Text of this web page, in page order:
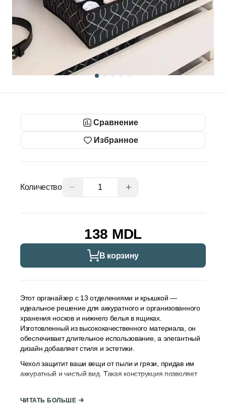
Сравнение
Избранное
Количество − +
138 MDL
В корзину
Этот органайзер с 13 отделениями и крышкой —
идеальное решение для аккуратного и организованного
хранения носков и нижнего белья в ящиках.
Изготовленный из высококачественного материала, он
обеспечивает длительное использование, а элегантный
дизайн добавляет стиля и эстетики.
Чехол защитит ваши вещи от пыли и грязи, придав им
аккуратный и чистый вид. Такая конструкция позволяет
предотвращает падение предметов и сохраняет вашу
ЧИТАТЬ БОЛЬШЕ